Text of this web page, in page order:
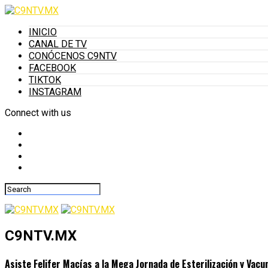
INICIO
CANAL DE TV
CONÓCENOS C9NTV
FACEBOOK
TIKTOK
INSTAGRAM
Connect with us
C9NTV.MX
Asiste Felifer Macías a la Mega Jornada de Esterilización y